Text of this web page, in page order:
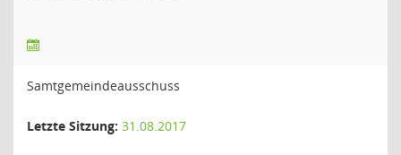
Samtgemeindeausschuss
Letzte Sitzung: 31.08.2017